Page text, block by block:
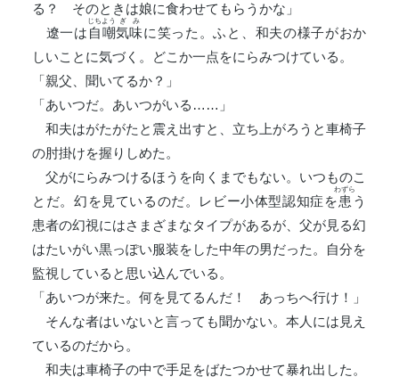
る？ そのときは娘に食わせてもらうかな」
遼一は 自嘲
じちよう
気味
ぎみ
に笑った。ふと、和夫の様子がおか
しいことに気づく。どこか一点をにらみつけている。
「親父、聞いてるか？」
「あいつだ。あいつがいる……」
和夫はがたがたと震え出すと、立ち上がろうと車椅子
の肘掛けを握りしめた。
父がにらみつけるほうを向くまでもない。いつものこ
とだ。幻を見ているのだ。レビー小体型認知症を患
わずら
う
患者の幻視にはさまざまなタイプがあるが、父が見る幻
はたいがい黒っぽい服装をした中年の男だった。自分を
監視していると思い込んでいる。
「あいつが来た。何を見てるんだ！ あっちへ行け！」
そんな者はいないと言っても聞かない。本人には見え
ているのだから。
和夫は車椅子の中で手足をばたつかせて暴れ出した。